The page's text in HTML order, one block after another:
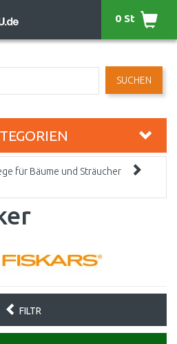
SUCHEN
0 St
für Bäume und Sträucher
FILTR